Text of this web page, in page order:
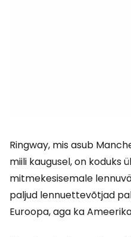
Ringway, mis asub
miili kaugusel, on koduks
mitmekesisemale
paljud lennuettevõtjad
Euroopa, aga ka